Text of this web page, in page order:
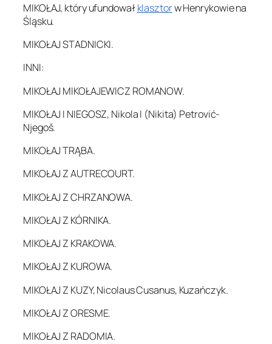
MIKOŁAJ, który ufundowałklasztorw Henrykowie na
Śląsku.
MIKOŁAJ STADNICKI.
INNI:
MIKOŁAJ MIKOŁAJEWICZ ROMANOW.
MIKOŁAJ I NIEGOSZ, Nikola I (Nikita) Petrović-
Njegoš.
MIKOŁAJ TRĄBA.
MIKOŁAJ Z AUTRECOURT.
MIKOŁAJ Z CHRZANOWA.
MIKOŁAJ Z KÓRNIKA.
MIKOŁAJ Z KRAKOWA.
MIKOŁAJ Z KUROWA.
MIKOŁAJ Z KUZY, Nicolaus Cusanus, Kuzańczyk.
MIKOŁAJ Z ORESME.
MIKOŁAJ Z RADOMIA.